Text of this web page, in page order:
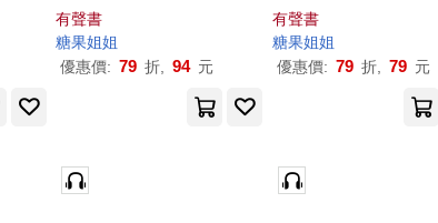
有聲書
糖果姐姐
優惠價: 79 折, 94 元
有聲書
糖果姐姐
優惠價: 79 折, 79 元